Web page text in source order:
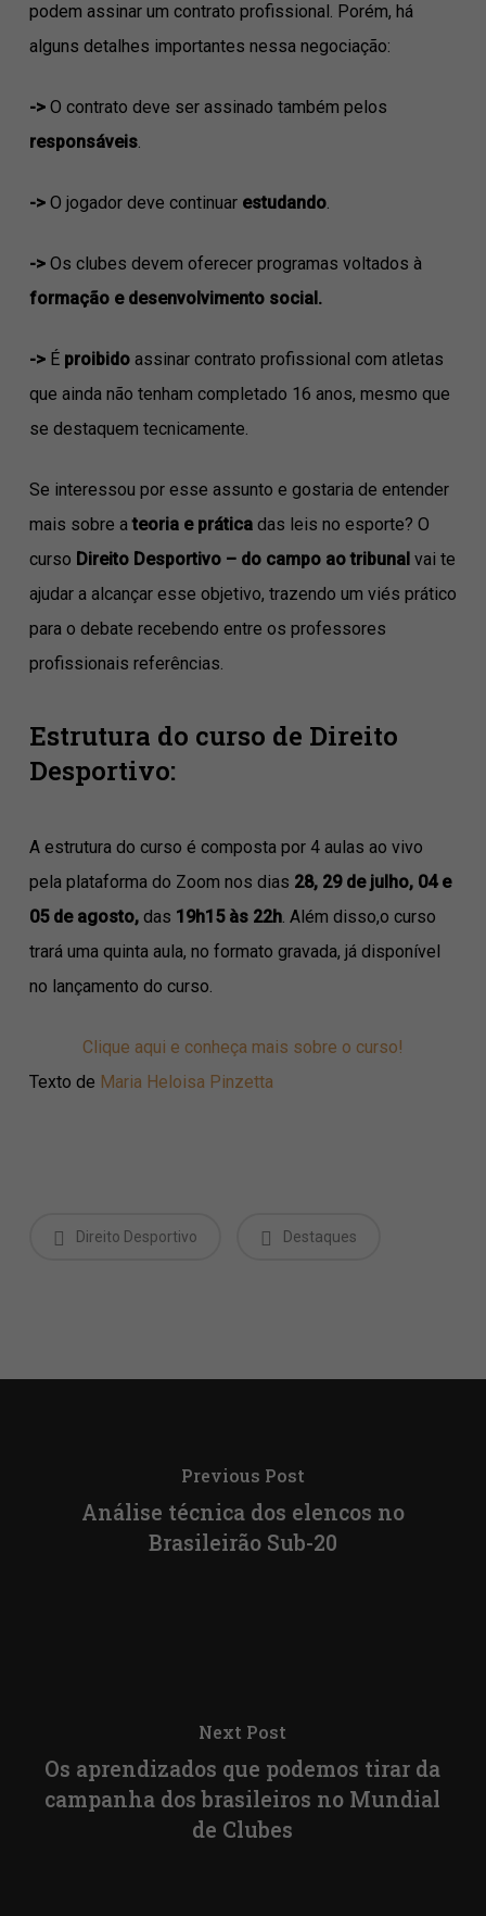
podem assinar um contrato profissional. Porém, há
alguns detalhes importantes nessa negociação:
->O contrato deve ser assinado também pelos
responsáveis.
->O jogador deve continuar estudando.
->Os clubes devem oferecer programas voltados à
formação e desenvolvimento social.
->É proibidoassinar contrato profissional com atletas
que ainda não tenham completado 16 anos, mesmo que
se destaquem tecnicamente.
Se interessou por esse assunto e gostaria de entender
mais sobre ateoria e práticadas leis no esporte? O
curso Direito Desportivo – do campo ao tribunal vai te
ajudar a alcançar esse objetivo, trazendo um viés prático
para o debate recebendo entre os professores
profissionais referências.
Estrutura do curso de Direito
Desportivo:
A estrutura do curso é composta por 4 aulas ao vivo
pela plataforma do Zoom nos dias 28, 29 de julho, 04 e
05 de agosto, das 19h15 às 22h. Além disso,o curso
trará uma quinta aula, no formato gravada, já disponível
no lançamento do curso.
Clique aqui e conheça mais sobre o curso!
Texto de Maria Heloisa Pinzetta
Direito Desportivo Destaques
Previous Post
Análise técnica dos elencos no
Brasileirão Sub-20
Next Post
Os aprendizados que podemos tirar da
campanha dos brasileiros no Mundial
de Clubes